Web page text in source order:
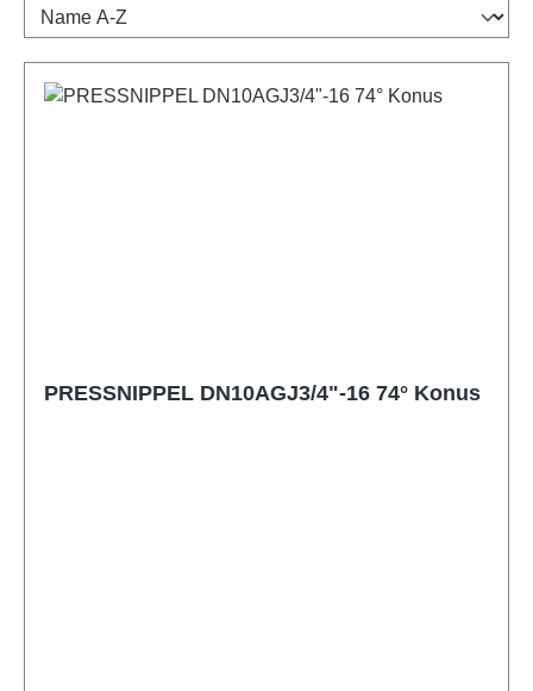
PRESSNIPPEL DN10AGJ3/4"-16 74° Konus